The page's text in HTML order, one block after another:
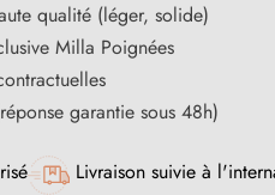
qualité (léger, solide)
Milla Poignées
garantie sous 48h)
Livraison suivie à